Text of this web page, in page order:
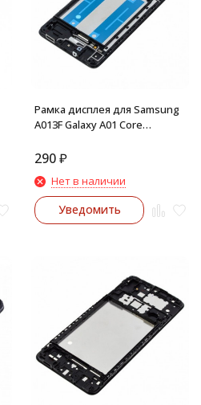
Рамка дисплея для Samsung
A013F Galaxy A01 Core
(Черная)
290₽
Нет в наличии
Уведомить